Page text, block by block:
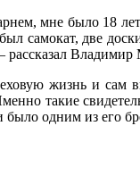
мне было 18
самокат, две
рассказал Владимир
жизнь и сам
такие
было одним из его